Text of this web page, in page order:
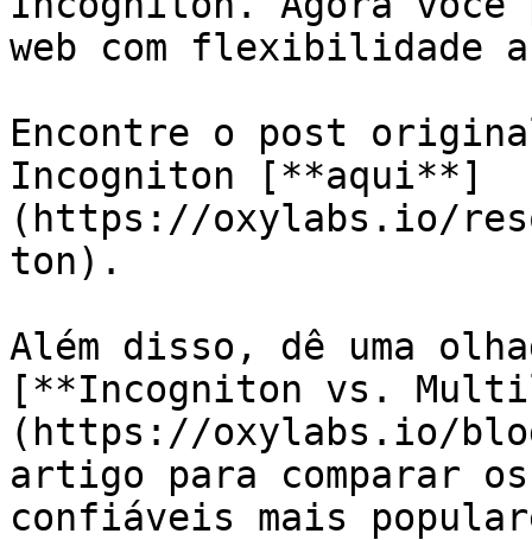
web com flexibilidade
Encontre o post
Incogniton [**aqui**]
(https://oxylabs.io/
ton).
Além disso, dê uma
[**Incogniton vs.
(https://oxylabs.io/
artigo para comparar
confiáveis mais